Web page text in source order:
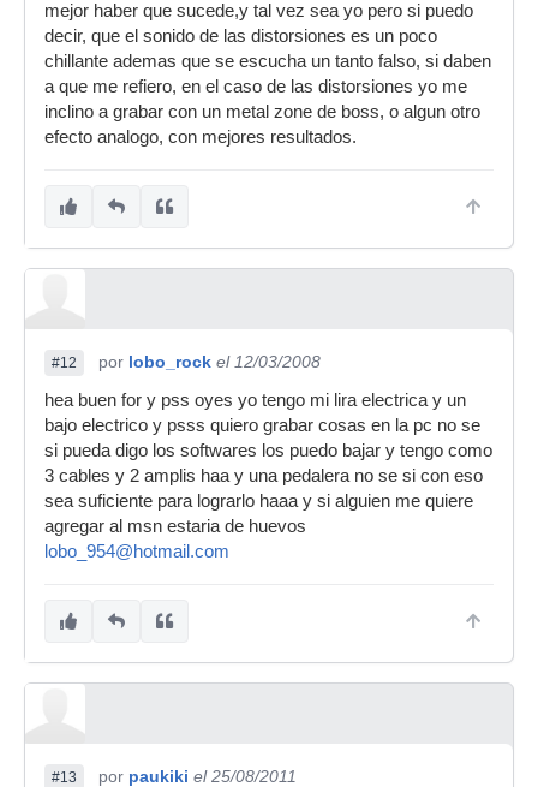
mejor haber que sucede,y tal vez sea yo pero si puedo
decir, que el sonido de las distorsiones es un poco
chillante ademas que se escucha un tanto falso, si daben
a que me refiero, en el caso de las distorsiones yo me
inclino a grabar con un metal zone de boss, o algun otro
efecto analogo, con mejores resultados.
#12 por lobo_rock el 12/03/2008
hea buen for y pss oyes yo tengo mi lira electrica y un
bajo electrico y psss quiero grabar cosas en la pc no se
si pueda digo los softwares los puedo bajar y tengo como
3 cables y 2 amplis haa y una pedalera no se si con eso
sea suficiente para lograrlo haaa y si alguien me quiere
agregar al msn estaria de huevos
lobo_954@hotmail.com
#13 por paukiki el 25/08/2011